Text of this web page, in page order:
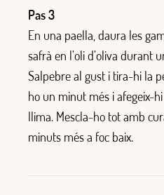
Pas 3
En una paella, daura les
safrà en l’oli d’oliva durant
Salpebre al gust i tira-hi la
ho un minut més i afegeix-
llima. Mescla-ho tot amb
minuts més a foc baix.